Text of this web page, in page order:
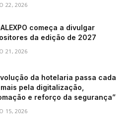
22, 2026
começa a divulgar
da edição de 2027
21, 2026
da hotelaria passa cada
pela digitalização,
e reforço da segurança”
15, 2026